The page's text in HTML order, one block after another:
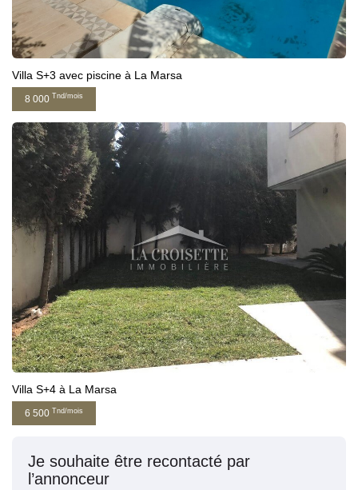
Villa S+3 avec piscine à La Marsa
8 000 Tnd/mois
Villa S+4 à La Marsa
6 500 Tnd/mois
Je souhaite être recontacté par
l’annonceur